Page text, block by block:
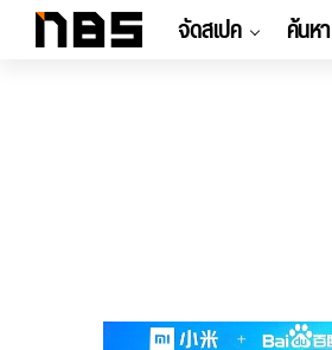
จัดสเปค ค้นหา